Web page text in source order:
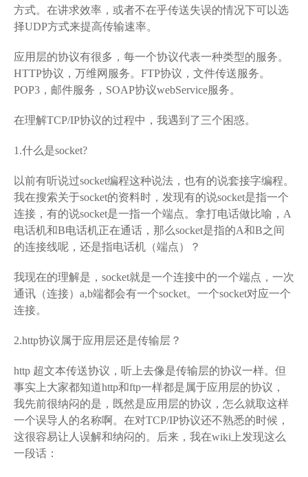
方式。在讲求效率，或者不在乎传送失误的情况下可以选
择UDP方式来提高传输速率。
应用层的协议有很多，每一个协议代表一种类型的服务。
HTTP协议，万维网服务。FTP协议，文件传送服务。
POP3，邮件服务，SOAP协议webService服务。
在理解TCP/IP协议的过程中，我遇到了三个困惑。
1.什么是socket?
以前有听说过socket编程这种说法，也有的说套接字编程。
我在搜索关于socket的资料时，发现有的说socket是指一个
连接，有的说socket是一指一个端点。拿打电话做比喻，A
电话机和B电话机正在通话，那么socket是指的A和B之间
的连接线呢，还是指电话机（端点）？
我现在的理解是，socket就是一个连接中的一个端点，一次
通讯（连接）a,b端都会有一个socket。一个socket对应一个
连接。
2.http协议属于应用层还是传输层？
http 超文本传送协议，听上去像是传输层的协议一样。但
事实上大家都知道http和ftp一样都是属于应用层的协议，
我先前很纳闷的是，既然是应用层的协议，怎么就取这样
一个误导人的名称啊。在对TCP/IP协议还不熟悉的时候，
这很容易让人误解和纳闷的。后来，我在wiki上发现这么
一段话：